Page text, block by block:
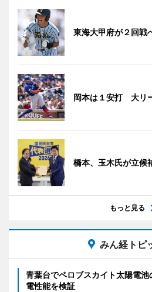
東海大甲府が２回
岡本は１安打 大リ
橋本、玉木氏が立
もっと見る
みん経トピ
青葉台でペロブスカイト太陽電
電性能を検証